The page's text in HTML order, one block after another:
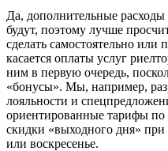
Да, дополнительные
будут, поэтому лучше
сделать самостоятельно или
касается оплаты услуг
ним в первую очередь,
«бонусы». Мы, например,
лояльности и
ориентированные тарифы
скидки «выходного дня» при
или воскресенье.